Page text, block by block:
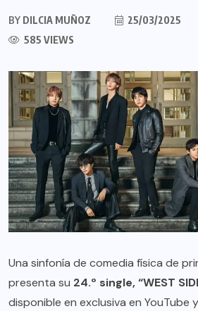
BY DILCIA MUÑOZ 25/03/2025
585 VIEWS
Una sinfonía de comedia física de
presenta su 24.º single, “WEST
disponible en exclusiva en YouTube